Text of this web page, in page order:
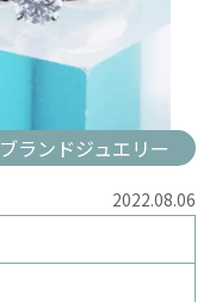
ブランドジュエリー
2022.08.06